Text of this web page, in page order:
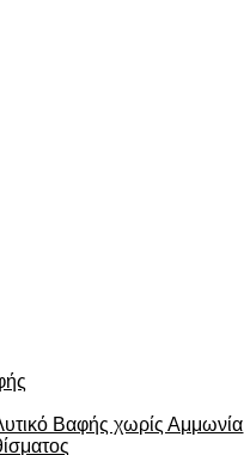
Βαφής χωρίς Αμμωνία